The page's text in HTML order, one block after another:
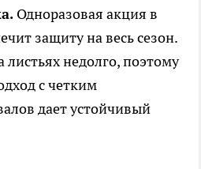
Одноразовая акция в
защиту на весь сезон.
недолго, поэтому
с четким
дает устойчивый